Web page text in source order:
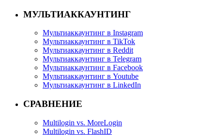
МУЛЬТИАККАУНТИНГ
Мультиаккаунтинг в Instagram
Мультиаккаунтинг в TikTok
Мультиаккаунтинг в Reddit
Мультиаккаунтинг в Telegram
Мультиаккаунтинг в Facebook
Мультиаккаунтинг в Youtube
Мультиаккаунтинг в LinkedIn
СРАВНЕНИЕ
Multilogin vs. MoreLogin
Multilogin vs. FlashID